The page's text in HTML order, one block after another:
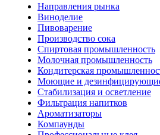
Направления рынка
Виноделие
Пивоварение
Производство сока
Спиртовая промышленность
Молочная промышленность
Кондитерская
Моющие и дезинфицирующие
Стабилизация и осветление
Фильтрация напитков
Ароматизаторы
Компаунды